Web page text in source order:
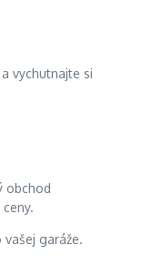
vychutnajte si
obchod
garáže.